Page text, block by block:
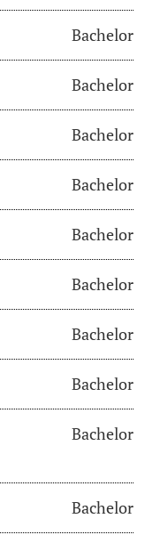
Bachelor
Bachelor
Bachelor
Bachelor
Bachelor
Bachelor
Bachelor
Bachelor
Bachelor
Bachelor